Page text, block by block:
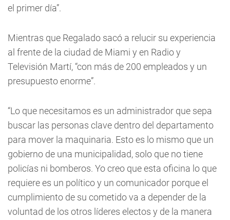
el primer día”.
Mientras que Regalado sacó a relucir su experiencia
al frente de la ciudad de Miami y en Radio y
Televisión Martí, “con más de 200 empleados y un
presupuesto enorme”.
“Lo que necesitamos es un administrador que sepa
buscar las personas clave dentro del departamento
para mover la maquinaria. Esto es lo mismo que un
gobierno de una municipalidad, solo que no tiene
policías ni bomberos. Yo creo que esta oficina lo que
requiere es un político y un comunicador porque el
cumplimiento de su cometido va a depender de la
voluntad de los otros líderes electos y de la manera